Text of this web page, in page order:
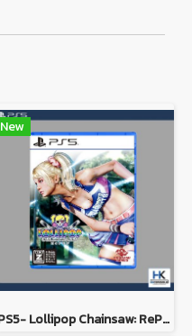
New
PS5- Lollipop Chainsaw: RePOP